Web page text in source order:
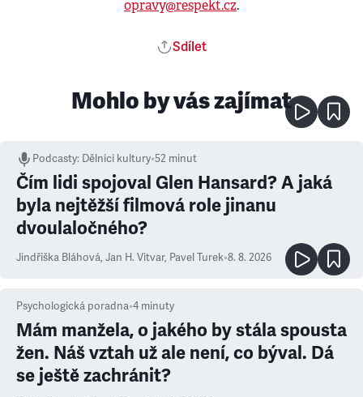
opravy@respekt.cz.
Sdílet
Mohlo by vás zajímat
Podcasty: Dělníci kultury•52 minut
Čím lidi spojoval Glen Hansard? A jaká
byla nejtěžší filmová role jinanu
dvoulaločného?
Jindřiška Bláhová, Jan H. Vitvar, Pavel Turek•8. 8. 2026
Psychologická poradna•4 minuty
Mám manžela, o jakého by stála spousta
žen. Náš vztah už ale není, co býval. Dá
se ještě zachránit?